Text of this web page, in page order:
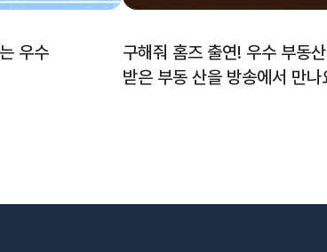
우수
구해줘 홈즈 출연! 우수 부동
받은 부동 산을 방송에서 만